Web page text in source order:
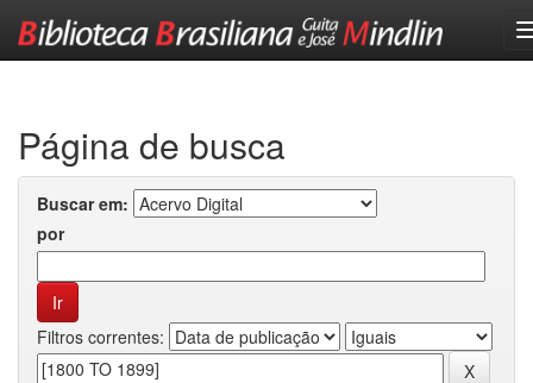
Página de busca
Buscar em:
por
Filtros correntes: